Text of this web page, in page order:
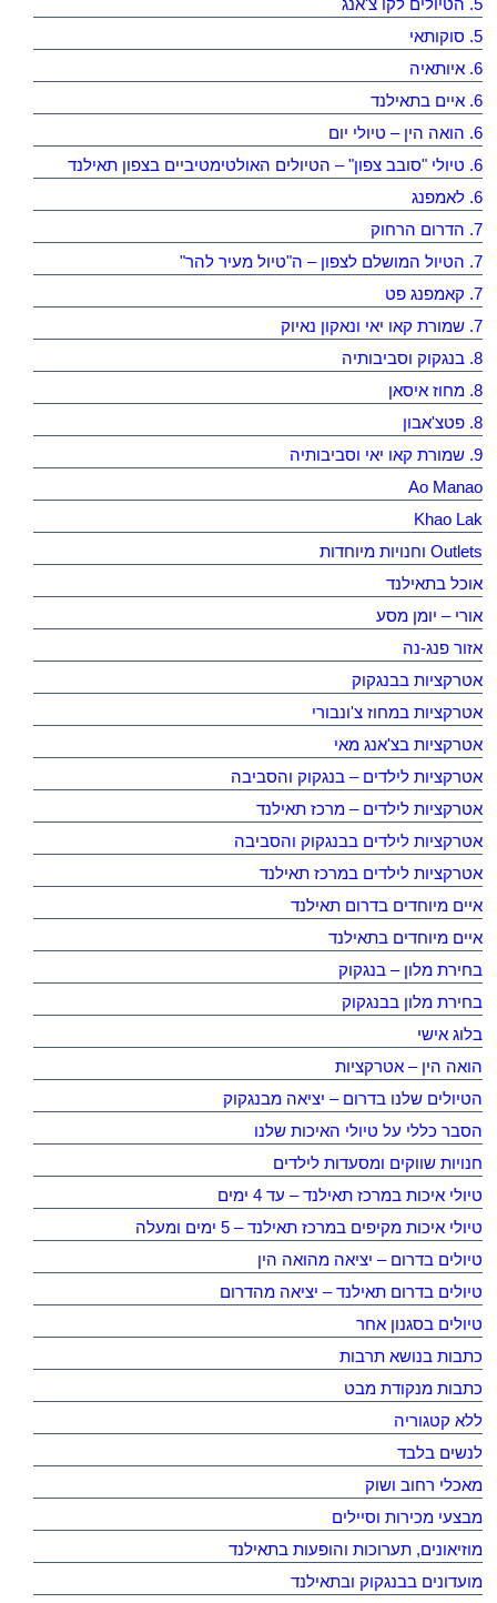
5. הטיולים לקו צ'אנג
5. סוקותאי
6. איותאיה
6. איים בתאילנד
6. הואה הין – טיולי יום
6. טיולי "סובב צפון" – הטיולים האולטימטיביים בצפון תאילנד
6. לאמפנג
7. הדרום הרחוק
7. הטיול המושלם לצפון – ה"טיול מעיר להר"
7. קאמפנג פט
7. שמורת קאו יאי ונאקון נאיוק
8. בנגקוק וסביבותיה
8. מחוז איסאן
8. פטצ'אבון
9. שמורת קאו יאי וסביבותיה
Ao Manao
Khao Lak
Outlets וחנויות מיוחדות
אוכל בתאילנד
אורי – יומן מסע
אזור פנג-נה
אטרקציות בבנגקוק
אטרקציות במחוז צ'ונבורי
אטרקציות בצ'אנג מאי
אטרקציות לילדים – בנגקוק והסביבה
אטרקציות לילדים – מרכז תאילנד
אטרקציות לילדים בבנגקוק והסביבה
אטרקציות לילדים במרכז תאילנד
איים מיוחדים בדרום תאילנד
איים מיוחדים בתאילנד
בחירת מלון – בנגקוק
בחירת מלון בבנגקוק
בלוג אישי
הואה הין – אטרקציות
הטיולים שלנו בדרום – יציאה מבנגקוק
הסבר כללי על טיולי האיכות שלנו
חנויות שווקים ומסעדות לילדים
טיולי איכות במרכז תאילנד – עד 4 ימים
טיולי איכות מקיפים במרכז תאילנד – 5 ימים ומעלה
טיולים בדרום – יציאה מהואה הין
טיולים בדרום תאילנד – יציאה מהדרום
טיולים בסגנון אחר
כתבות בנושא תרבות
כתבות מנקודת מבט
ללא קטגוריה
לנשים בלבד
מאכלי רחוב ושוק
מבצעי מכירות וסיילים
מוזיאונים, תערוכות והופעות בתאילנד
מועדונים בבנגקוק ובתאילנד